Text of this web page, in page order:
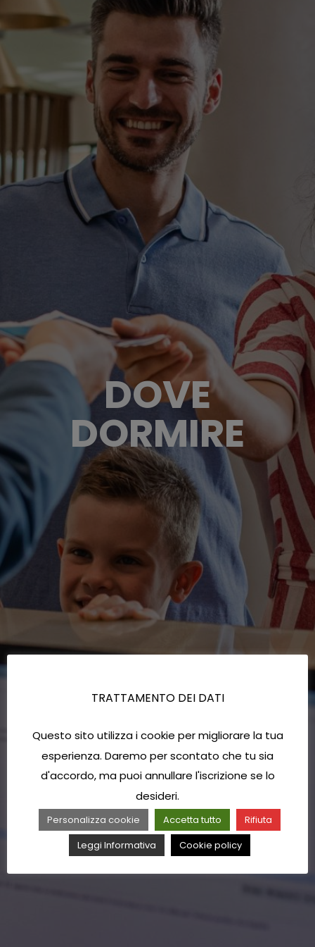
DOVE
DORMIRE
TRATTAMENTO DEI DATI
Questo sito utilizza i cookie per migliorare la tua
esperienza. Daremo per scontato che tu sia
d'accordo, ma puoi annullare l'iscrizione se lo
desideri.
Personalizza cookie Accetta tutto
Rifiuta
Leggi Informativa
Cookie policy